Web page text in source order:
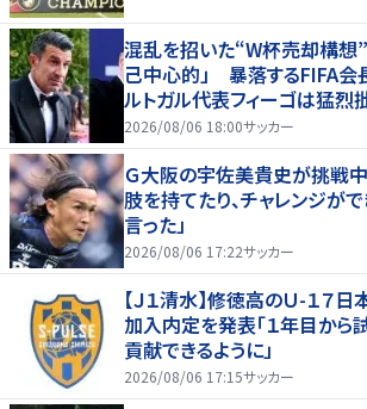
混乱を招いた“W杯売却構想
己中心的」 暴落するFIFA
ルトガル代表フィーゴは猛烈
べきだ」
2026/08/06 18:00サッカー
Ｇ大阪の宇佐美貴史が挑戦
肢を持てたり、チャレンジが
言った」
2026/08/06 17:22サッカー
【Ｊ１清水】修徳高のＵ-１７
加入内定を発表「１年目から
貢献できるように」
2026/08/06 17:15サッカー